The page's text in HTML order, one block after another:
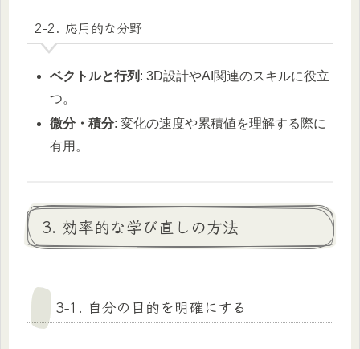
2-2. 応用的な分野
ベクトルと行列 : 3D設計やAI関連のスキルに役立
つ。
微分・積分: 変化の速度や累積値を理解する際に
有用。
3. 効率的な学び直しの方法
3-1. 自分の目的を明確にする